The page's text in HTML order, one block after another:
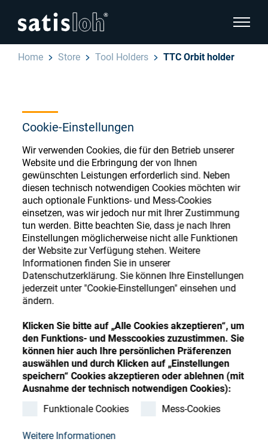
Cookie-Einstellungen
Wir verwenden Cookies, die für den Betrieb unserer
Website und die Erbringung der von Ihnen
gewünschten Leistungen erforderlich sind. Neben
diesen technisch notwendigen Cookies möchten wir
auch optionale Funktions- und Mess-Cookies
einsetzen, was wir jedoch nur mit Ihrer Zustimmung
tun werden. Bitte beachten Sie, dass je nach Ihren
Einstellungen möglicherweise nicht alle Funktionen
der Website zur Verfügung stehen. Weitere
Informationen finden Sie in unserer
Datenschutzerklärung. Sie können Ihre Einstellungen
jederzeit unter "Cookie-Einstellungen" einsehen und
ändern.
Klicken Sie bitte auf „Alle Cookies akzeptieren“, um
den Funktions- und Messcookies zuzustimmen. Sie
können hier auch Ihre persönlichen Präferenzen
auswählen und durch Klicken auf „Einstellungen
speichern“ Cookies akzeptieren oder ablehnen (mit
Ausnahme der technisch notwendigen Cookies):
Funktionale Cookies
Mess-Cookies
Weitere Informationen
Feinoptik
Über uns
Karriere
Ressourcen
Kontakt
Store
汉语
Français
Home Store Tool Holders TTC Orbit holder
Ophthalmic Consumables
Store
Register or Sign-in to access your accounts
and explore our wide range of ophthalmic
consumables
Register Sign-In